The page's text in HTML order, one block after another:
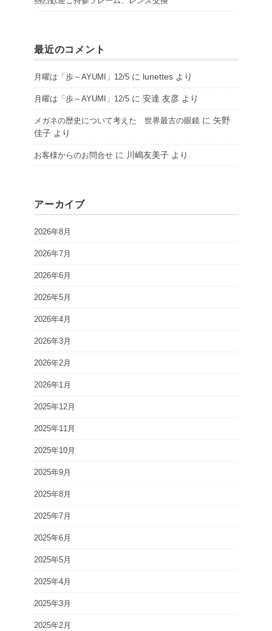
最近のコメント
月曜は「歩～AYUMI」12/5 に lunettes より
月曜は「歩～AYUMI」12/5 に 安達 友彦 より
メガネの歴史について考えた 世界最古の眼鏡 に 矢野
佳子 より
お客様からのお問合せ に 川嶋友美子 より
アーカイブ
2026年8月
2026年7月
2026年6月
2026年5月
2026年4月
2026年3月
2026年2月
2026年1月
2025年12月
2025年11月
2025年10月
2025年9月
2025年8月
2025年7月
2025年6月
2025年5月
2025年4月
2025年3月
2025年2月